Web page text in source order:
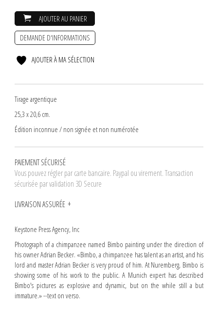
AJOUTER AU PANIER
DEMANDE D'INFORMATIONS
AJOUTER À MA SÉLECTION
Tirage argentique
25,3 x 20,6 cm.
Édition inconnue / non signée et non numérotée
PAIEMENT SÉCURISÉ
Vous pouvez régler par carte bancaire. Paypal ou virement. Transaction
sécurisée par validation 3D Secure
LIVRAISON ASSURÉE
Keystone Press Agency, Inc
Photograph of a chimpanzee named Bimbo painting under the direction of
his owner Adrian Becker. «Bimbo, a chimpanzee has talent as an artist, and his
lord and master Adrian Becker is very proud of him. At Nuremberg, Bimbo is
showing some of his work to the public. A Munich expert has described
Bimbo's pictures as explosive and dynamic, but on the while still a but
immature.» --text on verso.